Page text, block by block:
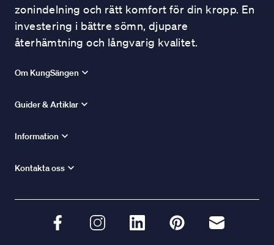
zonindelning och rätt komfort för din kropp. En
investering i bättre sömn, djupare
återhämtning och långvarig kvalitet.
Om KungSängen
Guider & Artiklar
Information
Kontakta oss